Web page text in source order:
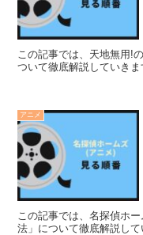
この記事では、天地無用!
ついて徹底解説していきま
アニメ
この記事では、名探偵ホ
法」について徹底解説して